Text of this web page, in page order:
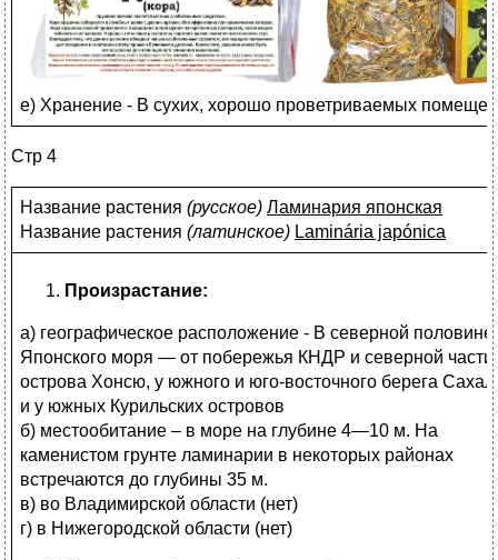
е) Хранение - В сухих, хорошо проветриваемых
Стр 4
Название растения (русское) Ламинария японская
Название растения (латинское) Laminária japónica
Произрастание:
а) географическое расположение - В северной половине
Японского моря — от побережья КНДР и северной части
острова Хонсю, у южного и юго-восточного берега
и у южных Курильских островов
б) местообитание – в море на глубине 4—10 м. На
каменистом грунте ламинарии в некоторых районах
встречаются до глубины 35 м.
в) во Владимирской области (нет)
г) в Нижегородской области (нет)